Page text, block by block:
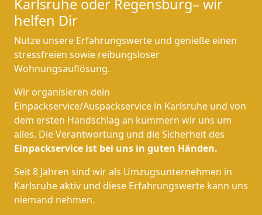
Karlsruhe oder Regensburg– wir
helfen Dir
Nutze unsere Erfahrungswerte und genieße einen
stressfreien sowie reibungsloser
Wohnungsauflösung.
Wir organisieren dein
Einpackservice/Auspackservice in Karlsruhe und von
dem ersten Handschlag an kümmern wir uns um
alles. Die Verantwortung und die Sicherheit des
Einpackservice ist bei uns in guten Händen.
Seit 8 Jahren sind wir als Umzugsunternehmen in
Karlsruhe aktiv und diese Erfahrungswerte kann uns
niemand nehmen.